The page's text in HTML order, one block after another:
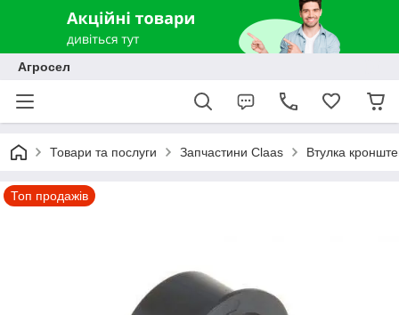
Агросел
Товари та послуги Запчастини Claas Втулка
Топ продажів